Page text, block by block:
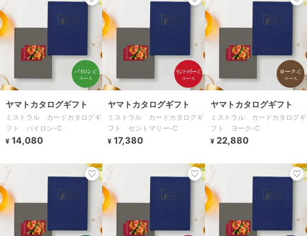
ヤマトカタログギフト
ミストラル カードカタログギ
フト バイロン-C
¥ 14,080
ヤマトカタログギフト
ミストラル カードカタログギ
フト セントマリー-C
¥ 17,380
ヤマトカタログギフト
ミストラル カードカタログギ
フト ヨーク-C
¥ 22,880